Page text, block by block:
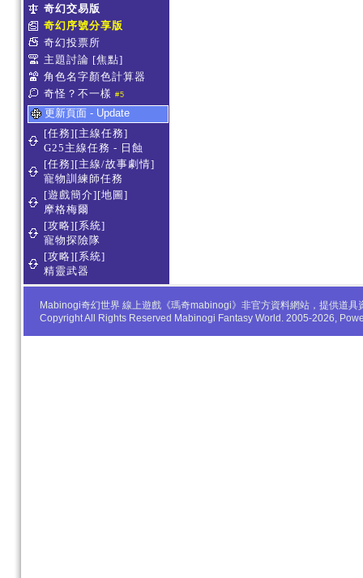
奇幻交易版
奇幻序號分享版
奇幻投票所
主題討論 [焦點]
角色名字顏色計算器
奇怪？不一樣 #5
更新頁面 - Update
[任務][主線任務]
G25主線任務 - 日蝕
[任務][主線/故事劇情]
寵物訓練師任務
[遊戲簡介][地圖]
摩格梅爾
[攻略][系統]
寵物探險隊
[攻略][系統]
精靈武器
Mabinogi奇幻世界 線上遊戲《瑪奇mabinogi》非官方資料網站，提供道
Copyright All Rights Reserved Mabinogi Fantasy World. 2005-2026,